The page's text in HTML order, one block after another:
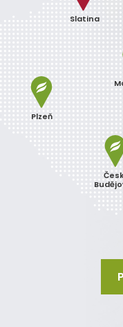
Slatina
Plzeň